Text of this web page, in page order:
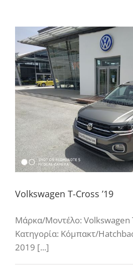
Volkswagen T-Cross ’19
Μάρκα/Μοντέλο: Volkswagen
Κατηγορία: Κόμπακτ/
2019 [...]